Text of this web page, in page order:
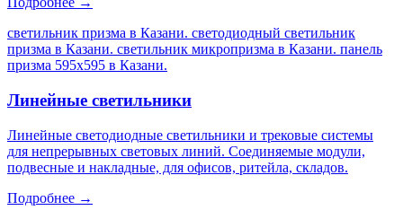
светильник призма в Казани. светодиодный светильник
призма в Казани. светильник микропризма в Казани. панель
призма 595х595 в Казани.
Линейные светильники
Линейные светодиодные светильники и трековые системы
для непрерывных световых линий. Соединяемые модули,
подвесные и накладные, для офисов, ритейла, складов.
Подробнее →